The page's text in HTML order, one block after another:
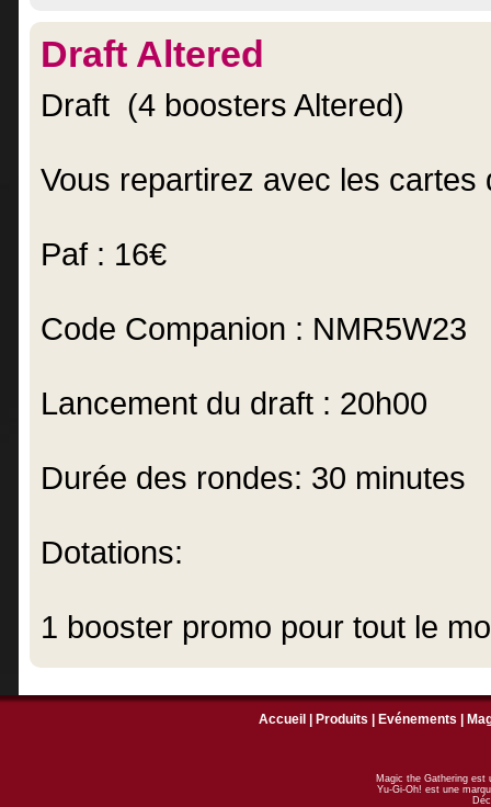
Draft Altered
Draft (4 boosters Altered)
Vous repartirez avec les cartes
Paf : 16€
Code Companion : NMR5W23
Lancement du draft : 20h00
Durée des rondes: 30 minutes
Dotations:
1 booster promo pour tout le
Accueil Produits Evénements
Magic the Gathering est
Yu-Gi-Oh! est une